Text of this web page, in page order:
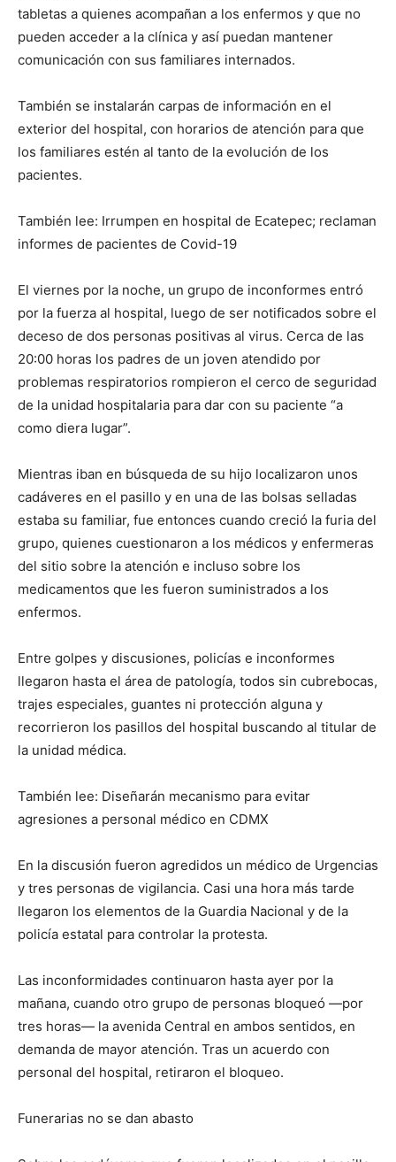
tabletas a quienes acompañan a los enfermos y que no
pueden acceder a la clínica y así puedan mantener
comunicación con sus familiares internados.
También se instalarán carpas de información en el
exterior del hospital, con horarios de atención para que
los familiares estén al tanto de la evolución de los
pacientes.
También lee: Irrumpen en hospital de Ecatepec; reclaman
informes de pacientes de Covid-19
El viernes por la noche, un grupo de inconformes entró
por la fuerza al hospital, luego de ser notificados sobre el
deceso de dos personas positivas al virus. Cerca de las
20:00 horas los padres de un joven atendido por
problemas respiratorios rompieron el cerco de seguridad
de la unidad hospitalaria para dar con su paciente “a
como diera lugar”.
Mientras iban en búsqueda de su hijo localizaron unos
cadáveres en el pasillo y en una de las bolsas selladas
estaba su familiar, fue entonces cuando creció la furia del
grupo, quienes cuestionaron a los médicos y enfermeras
del sitio sobre la atención e incluso sobre los
medicamentos que les fueron suministrados a los
enfermos.
Entre golpes y discusiones, policías e inconformes
llegaron hasta el área de patología, todos sin cubrebocas,
trajes especiales, guantes ni protección alguna y
recorrieron los pasillos del hospital buscando al titular de
la unidad médica.
También lee: Diseñarán mecanismo para evitar
agresiones a personal médico en CDMX
En la discusión fueron agredidos un médico de Urgencias
y tres personas de vigilancia. Casi una hora más tarde
llegaron los elementos de la Guardia Nacional y de la
policía estatal para controlar la protesta.
Las inconformidades continuaron hasta ayer por la
mañana, cuando otro grupo de personas bloqueó —por
tres horas— la avenida Central en ambos sentidos, en
demanda de mayor atención. Tras un acuerdo con
personal del hospital, retiraron el bloqueo.
Funerarias no se dan abasto